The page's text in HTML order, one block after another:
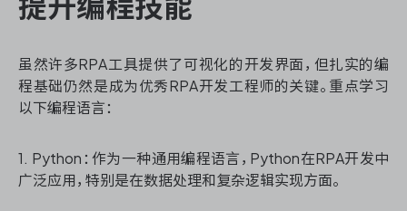
提升编程技能
虽然许多RPA工具提供了可视化的开发界面，但扎实的编
程基础仍然是成为优秀RPA开发工程师的关键。重点学习
以下编程语言：
1. Python：作为一种通用编程语言，Python在RPA开发中
广泛应用，特别是在数据处理和复杂逻辑实现方面。